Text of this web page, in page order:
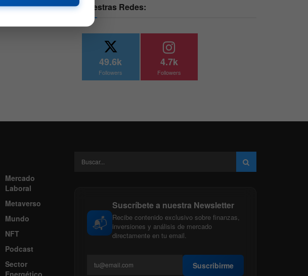
Nuestras Redes:
49.6k
Followers
4.7k
Followers
Mercado
Laboral
Metaverso
Mundo
NFT
Podcast
Sector
Energético
📬
Suscríbete a nuestra Newsletter
Recibe contenido exclusivo sobre finanzas,
inversiones y análisis de mercado
directamente en tu email.
Suscribirme